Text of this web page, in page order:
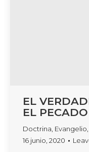
EL
EL PECADO
Doctrina Evangelio
16 junio, 2020